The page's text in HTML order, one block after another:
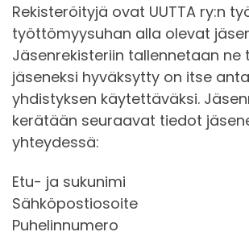
Rekisteröityjä ovat UUTTA ry:n
työttömyysuhan alla olevat
Jäsenrekisteriin tallennetaan ne
jäseneksi hyväksytty on itse
yhdistyksen käytettäväksi.
kerätään seuraavat tiedot
yhteydessä:
Etu- ja sukunimi
Sähköpostiosoite
Puhelinnumero